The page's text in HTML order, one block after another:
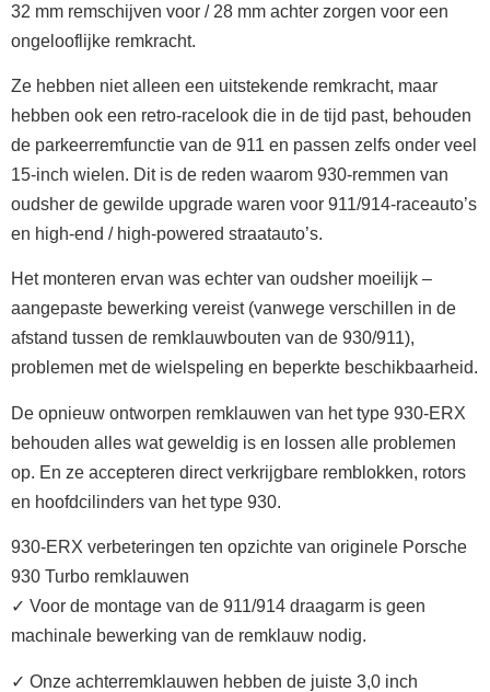
32 mm remschijven voor / 28 mm achter zorgen voor een
ongelooflijke remkracht.
Ze hebben niet alleen een uitstekende remkracht, maar
hebben ook een retro-racelook die in de tijd past, behouden
de parkeerremfunctie van de 911 en passen zelfs onder veel
15-inch wielen. Dit is de reden waarom 930-remmen van
oudsher de gewilde upgrade waren voor 911/914-raceauto’s
en high-end / high-powered straatauto’s.
Het monteren ervan was echter van oudsher moeilijk –
aangepaste bewerking vereist (vanwege verschillen in de
afstand tussen de remklauwbouten van de 930/911),
problemen met de wielspeling en beperkte beschikbaarheid.
De opnieuw ontworpen remklauwen van het type 930-ERX
behouden alles wat geweldig is en lossen alle problemen
op. En ze accepteren direct verkrijgbare remblokken, rotors
en hoofdcilinders van het type 930.
930-ERX verbeteringen ten opzichte van originele Porsche
930 Turbo remklauwen
✓ Voor de montage van de 911/914 draagarm is geen
machinale bewerking van de remklauw nodig.
✓ Onze achterremklauwen hebben de juiste 3,0 inch